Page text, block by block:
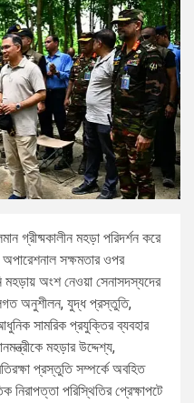
গ্রীষ্মকালীন মহড়া পরিদর্শন করে
সক্ষমতার ওপর
মহড়ায় অংশ নেওয়া সেনাসদস্যদের
অনুশীলন, যুদ্ধ প্রস্তুতি,
সামরিক প্রযুক্তির ব্যবহার
মহড়ার উদ্দেশ্য,
প্রস্তুতি সম্পর্কে অবহিত
পরিস্থিতির প্রেক্ষাপটে